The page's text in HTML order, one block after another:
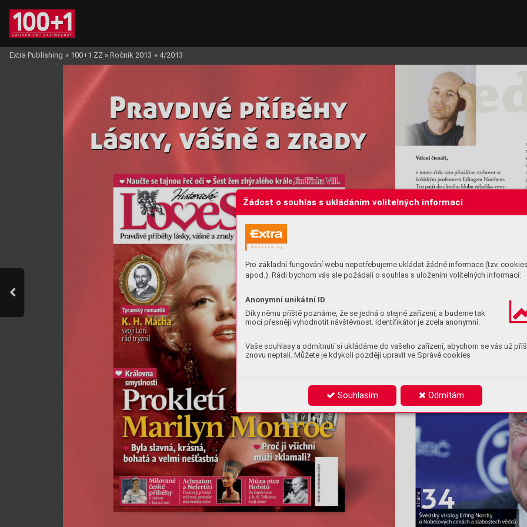
Žádost o souhlas s ukládáním volitelných informací
Pro základní fungování webu nepotřebujeme ukládat žádné informace (tzv.
apod.). Rádi bychom vás ale požádali o souhlas s uložením volitelných informací:
Anonymní unikátní ID
Díky němu příště poznáme, že se jedná o stejné zařízení, a budeme tak
moci přesněji vyhodnotit návštěvnost. Identifikátor je zcela anonymní.
Vaše souhlasy a odmítnutí si ukládáme do vašeho zařízení, abychom se vás už
znovu neptali. Můžete je kdykoli později upravit ve Správě cookies
Souhlasím Odmítám
Extra Publishing » 100+1 ZZ » Ročník 2013 » 4/2013